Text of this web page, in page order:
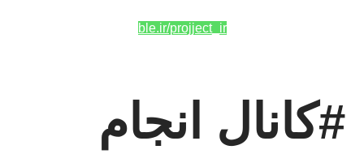
ble.ir/projject_ir
#کانال انجام